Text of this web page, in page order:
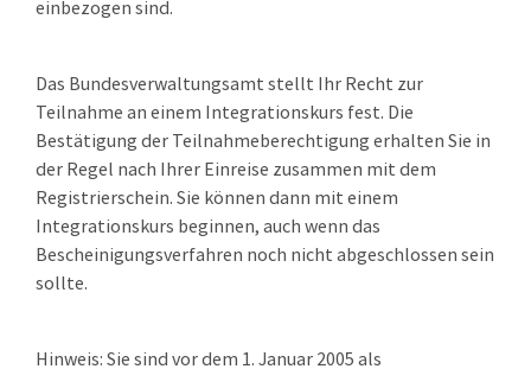
einbezogen sind.
Das Bundesverwaltungsamt stellt Ihr Recht zur
Teilnahme an einem Integrationskurs fest. Die
Bestätigung der Teilnahmeberechtigung erhalten Sie in
der Regel nach Ihrer Einreise zusammen mit dem
Registrierschein. Sie können dann mit einem
Integrationskurs beginnen, auch wenn das
Bescheinigungsverfahren noch nicht abgeschlossen sein
sollte.
Hinweis: Sie sind vor dem 1. Januar 2005 als